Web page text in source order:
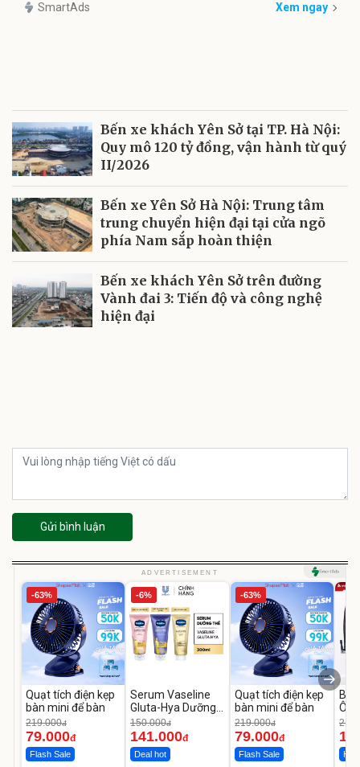
SmartAds Xem ngay
Bến xe khách Yên Sở tại TP. Hà Nội:
Quy mô 120 tỷ đồng, vận hành từ quý
II/2026
Bến xe Yên Sở Hà Nội: Trung tâm
trung chuyển hiện đại tại cửa ngõ
phía Nam sắp hoàn thiện
Bến xe khách Yên Sở trên đường
Vành đai 3: Tiến độ và công nghệ
hiện đại
Gửi bình luận
ADVERTISEMENT
-63%
Quạt tích điện kẹp
bàn mini để bàn
219.000đ
79.000đ
Flash Sale
-6%
Serum Vaseline
Gluta-Hya Dưỡng
Da Sáng Mịn Sau 7
Ngày
150.000đ
141.000đ
Deal hot
-63%
Quạt tích điện kẹp
bàn mini để bàn
219.000đ
79.000đ
Flash Sale
Ô
Hot